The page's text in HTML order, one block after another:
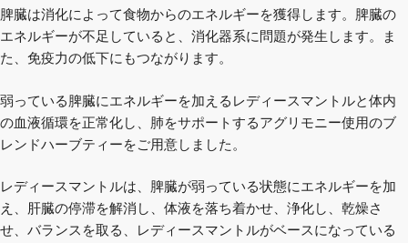
脾臓は消化によって食物からのエネルギーを獲得します。脾臓の
エネルギーが不足していると、消化器系に問題が発生します。ま
た、免疫力の低下にもつながります。
弱っている脾臓にエネルギーを加えるレディースマントルと体内
の血液循環を正常化し、肺をサポートするアグリモニー使用のブ
レンドハーブティーをご用意しました。
レディースマントルは、脾臓が弱っている状態にエネルギーを加
え、肝臓の停滞を解消し、体液を落ち着かせ、浄化し、乾燥さ
せ、バランスを取る、レディースマントルがベースになっている